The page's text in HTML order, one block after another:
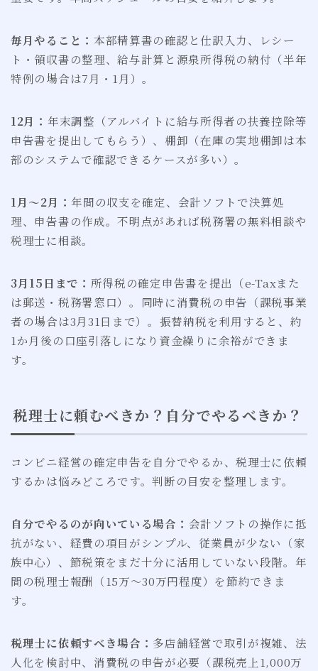
毎月やること： 本部精算書の確認と仕訳入力、レシー
ト・領収書の整理、給与計算と源泉所得税の納付（半年
特例の場合は7月・1月）。
12月： 年末調整（アルバイトに給与所得者の扶養控除等
申告書を提出してもらう）、棚卸（在庫の実地棚卸は本
部のシステムで確認できるケースが多い）。
1月〜2月： 年間の収支を確定、会計ソフトで決算処
理、申告書の作成。不明点があれば税務署の無料相談や
税理士に相談。
3月15日まで： 所得税の確定申告書を提出（e-Taxまた
は郵送・税務署窓口）。同時に消費税の申告（課税事業
者の場合は3月31日まで）。振替納税を利用すると、約
1か月後の口座引落しになり資金繰りに余裕ができま
す。
税理士に頼むべきか？自分でやるべきか？
コンビニ経営の確定申告を自分でやるか、税理士に依頼
するかは悩みどころです。判断の目安を整理します。
自分でやるのが向いている場合： 会計ソフトの操作に抵
抗がない、経費の項目がシンプル、従業員が少ない（家
族中心）、節税策をまだ十分に活用していない段階。年
間の税理士報酬（15万〜30万円程度）を節約できま
す。
税理士に依頼すべき場合： 多店舗経営で取引が複雑、法
人化を検討中、消費税の申告が必要（課税売上1,000万